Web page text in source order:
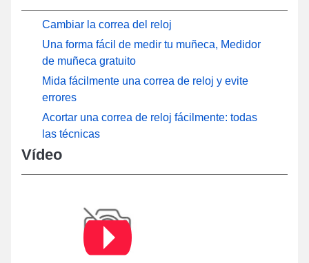
Cambiar la correa del reloj
Una forma fácil de medir tu muñeca, Medidor
de muñeca gratuito
Mida fácilmente una correa de reloj y evite
errores
Acortar una correa de reloj fácilmente: todas
las técnicas
Vídeo